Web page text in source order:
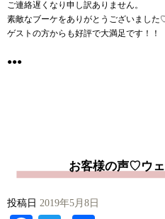
有
ご連絡遅くなり申し訳ありません。
素敵なブーケをありがとうございました
ゲストの方からも好評で大満足です！！
●●●
お客様の声♡ウ
投稿日 2019年5月8日